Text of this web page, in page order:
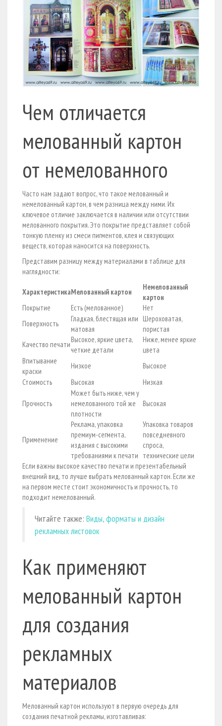
Чем отличается
мелованный картон
от немелованного
Часто нам задают вопрос, что такое мелованный и
немелованный картон, в чем разница между ними. Их
ключевое отличие заключается в наличии или отсутствии
мелованного покрытия. Это покрытие представляет собой
тонкую пленку из смеси пигментов, клея и связующих
веществ, которая наносится на поверхность.
Представим разницу между материалами в таблице для
наглядности:
ХарактеристикаМелованный картон
Немелованный
картон
Покрытие
Есть (мелованное)
Нет
Поверхность
Гладкая, блестящая или
матовая
Шероховатая,
пористая
Качество печати
Высокое, яркие цвета,
четкие детали
Ниже, менее яркие
цвета
Впитывание
краски
Низкое
Высокое
Стоимость
Высокая Низкая
Прочность
Может быть ниже, чем у
немелованного той же
плотности
Высокая
Применение
Реклама, упаковка
премиум-сегмента,
издания с высокими
требованиями к печати
Упаковка товаров
повседневного
спроса,
технические цели
Если важны высокое качество печати и презентабельный
внешний вид, то лучше выбрать мелованный картон. Если же
на первом месте стоит экономичность и прочность, то
подходит немелованный.
Читайте также: Виды, форматы и дизайн
рекламных листовок
Как применяют
мелованный картон
для создания
рекламных
материалов
Мелованный картон используют в первую очередь для
создания печатной рекламы, изготавливая: